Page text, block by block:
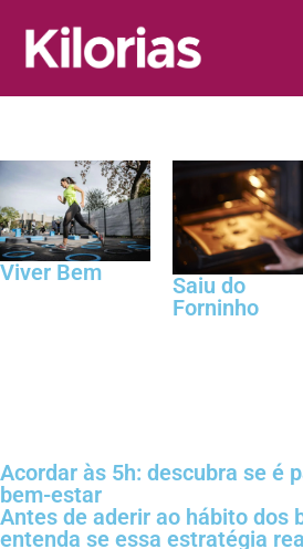
Viver Bem
Saiu do
Forninho
Acordar às 5h: descubra se é
bem-estar
Antes de aderir ao hábito dos
entenda se essa estratégia